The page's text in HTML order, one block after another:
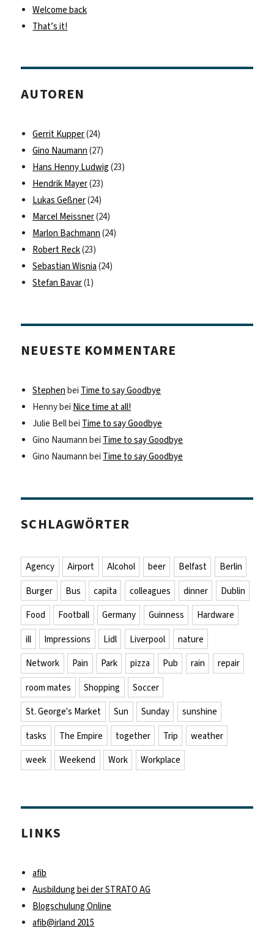
Welcome back
That’s it!
AUTOREN
Gerrit Kupper(24)
Gino Naumann (27)
Hans Henny Ludwig (23)
Hendrik Mayer(23)
Lukas Geßner(24)
Marcel Meissner(24)
Marlon Bachmann (24)
Robert Reck(23)
Sebastian Wisnia (24)
Stefan Bavar(1)
NEUESTE KOMMENTARE
Stephen bei Time to say Goodbye
Hennybei Nice time at all!
Julie Bellbei Time to say Goodbye
Gino Naumann bei Time to say Goodbye
Gino Naumann bei Time to say Goodbye
SCHLAGWÖRTER
Agency Airport Alcohol beer Belfast
Berlin
Burger
Bus capita colleagues dinner
Dublin
Food
Football Germany Guinness
Hardware
ill
Impressions Lidl Liverpool
nature
Network
Pain Park pizza Pub rain
repair
room mates
Shopping
Soccer
St. George's Market
Sun Sunday
sunshine
tasks
The Empire together Trip
weather
week
Weekend Work Workplace
LINKS
afib
Ausbildung bei der STRATO AG
Blogschulung Online
afib@irland 2015